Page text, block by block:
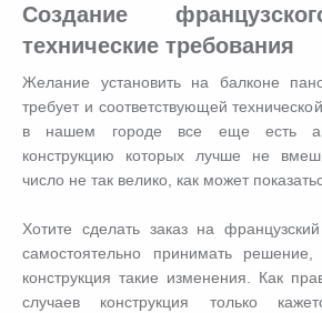
Создание
технические требования
Желание установить на балконе
требует и соответствующей
в нашем городе все еще есть
конструкцию которых лучше не
число не так велико, как может
Хотите сделать заказ на
самостоятельно принимать
конструкция такие изменения. Как
случаев конструкция только